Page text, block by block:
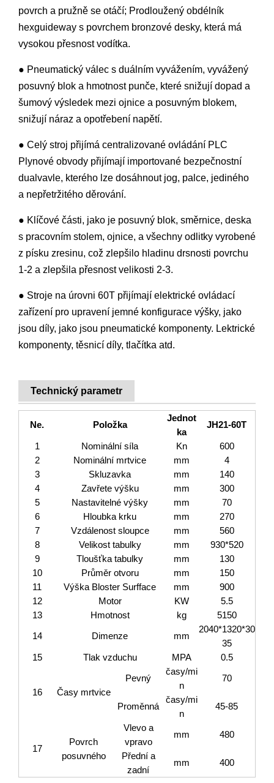
povrch a pružně se otáčí; Prodloužený obdélník
hexguideway s povrchem bronzové desky, která má
vysokou přesnost vodítka.
● Pneumatický válec s duálním vyvážením, vyvážený
posuvný blok a hmotnost punče, které snižují dopad a
šumový výsledek mezi ojnice a posuvným blokem,
snižují náraz a opotřebení napětí.
● Celý stroj přijímá centralizované ovládání PLC
Plynové obvody přijímají importované bezpečnostní
dualvavle, kterého lze dosáhnout jog, palce, jediného
a nepřetržitého děrování.
● Klíčové části, jako je posuvný blok, směrnice, deska
s pracovním stolem, ojnice, a všechny odlitky vyrobené
z písku zresinu, což zlepšilo hladinu drsnosti povrchu
1-2 a zlepšila přesnost velikosti 2-3.
● Stroje na úrovni 60T přijímají elektrické ovládací
zařízení pro upravení jemné konfigurace výšky, jako
jsou díly, jako jsou pneumatické komponenty. Lektrické
komponenty, těsnicí díly, tlačítka atd.
Technický parametr
Ne. Položka
Jednot
ka
JH21-60T
1 Nominální síla Kn
600
2
Nominální mrtvice mm
4
3
Skluzavka mm
140
4
Zavřete výšku mm
300
5
Nastavitelné výšky mm
70
6
Hloubka krku mm
270
7
Vzdálenost sloupce mm
560
8
Velikost tabulky mm
930*520
9
Tloušťka tabulky mm
130
10
Průměr otvoru mm
150
11
Výška Bloster Surfface mm
900
12
Motor KW
5.5
13
Hmotnost kg
5150
14
Dimenze mm
2040*1320*30
35
15
Tlak vzduchu MPA 0.5
16 Časy mrtvice
Pevný
časy/mi
n
70
Proměnná
časy/mi
n
45-85
17
Povrch
posuvného
Vlevo a
vpravo
mm 480
Přední a
zadní
mm 400